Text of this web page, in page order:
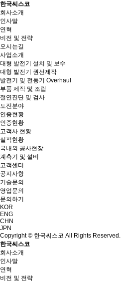
한국씨스코
회사소개
인사말
연혁
비전 및 전략
오시는길
사업소개
대형 발전기 설치 및 보수
대형 발전기 권선제작
발전기 및 전동기 Overhaul
부품 제작 및 조립
절연진단 및 검사
도전분야
인증현황
인증현황
고객사 현황
실적현황
국내외 공사현장
계측기 및 설비
고객센터
공지사항
기술문의
영업문의
문의하기
KOR
ENG
CHN
JPN
Copyright © 한국씨스코 All Rights Reserved.
한국씨스코
회사소개
인사말
연혁
비전 및 전략